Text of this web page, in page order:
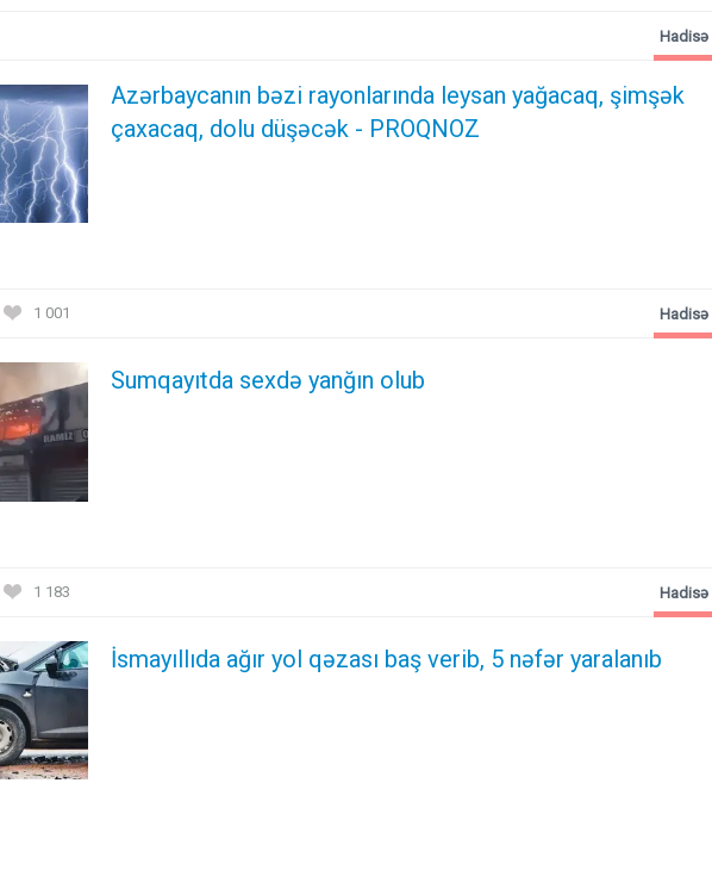
Azərbaycanın bəzi rayonlarında leysan yağacaq, şimşək
çaxacaq, dolu düşəcək - PROQNOZ
Hadisə
1 001
Sumqayıtda sexdə yanğın olub
Hadisə
1 183
İsmayıllıda ağır yol qəzası baş verib, 5 nəfər yaralanıb
Hadisə